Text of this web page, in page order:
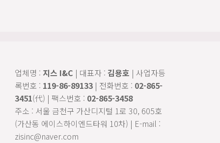
업체명 : 지스 I&C | 대표자 : 김용호 | 사업자등
록번호 : 119-86-89133 | 전화번호 : 02-865-
3451(代) | 팩스번호 : 02-865-3458
주소 : 서울 금천구 가산디지털 1로 30, 605호
(가산동 에이스하이엔드타워 10차) | E-mail :
zisinc@naver.com